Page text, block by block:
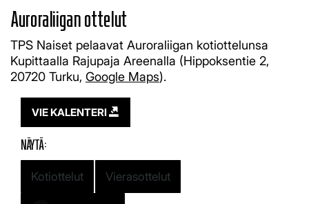
Auroraliigan ottelut
TPS Naiset pelaavat Auroraliigan kotiottelunsa
Kupittaalla Rajupaja Areenalla (Hippoksentie 2,
20720 Turku, Google Maps).
VIE KALENTERI
NÄYTÄ:
Kotiottelut Vierasottelut